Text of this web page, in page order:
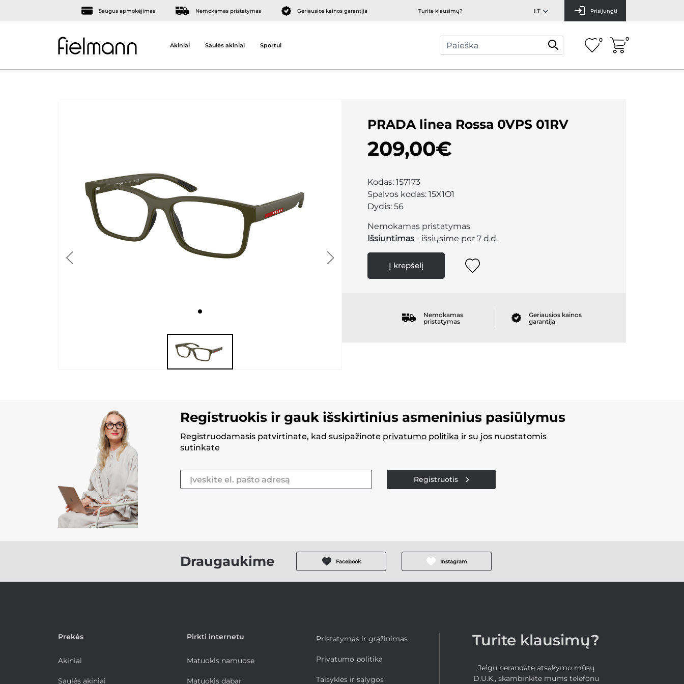
Saugus apmokėjimas Nemokamas pristatymas Geriausios kainos garantija Turite klausimų? Prisijungti
Akiniai Saulės akiniai Sportui
0 0
PRADA linea Rossa 0VPS 01RV
209,00€
Kodas: 157173
Spalvos kodas: 15X1O1
Dydis: 56
Nemokamas pristatymas
Išsiuntimas - išsiųsime per 7 d.d.
Į krepšelį
Nemokamas
pristatymas
Geriausios kainos
garantija
Registruokis ir gauk išskirtinius asmeninius pasiūlymus
Registruodamasis patvirtinate, kad susipažinote privatumo politika ir su jos nuostatomis
sutinkate
Registruotis
Draugaukime Facebook Instagram
Prekės
Akiniai
Saulės akiniai
Pirkti internetu
Matuokis namuose
Matuokis dabar
Pristatymas ir grąžinimas
Privatumo politika
Taisyklės ir sąlygos
Turite klausimų?
Jeigu nerandate atsakymo mūsų
D.U.K., skambinkite mums telefonu